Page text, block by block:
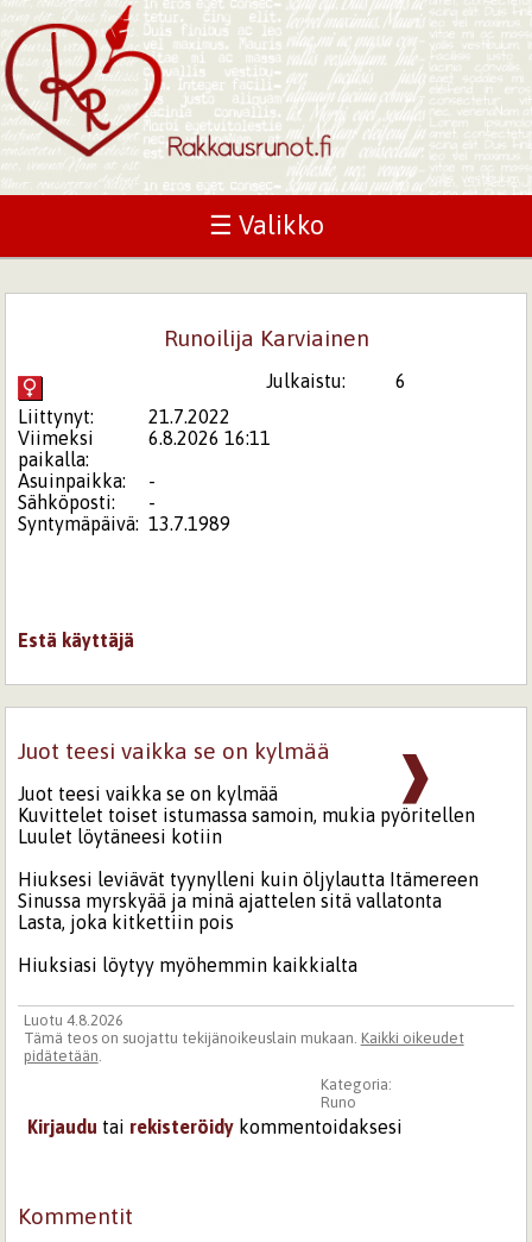
☰ Valikko
Runoilija Karviainen
Julkaistu:
6
Liittynyt:
21.7.2022
Viimeksi
paikalla:
6.8.2026 16:11
Asuinpaikka:
-
Sähköposti:
-
Syntymäpäivä: 13.7.1989
Estä käyttäjä
❱
Juot teesi vaikka se on kylmää
Juot teesi vaikka se on kylmää
Kuvittelet toiset istumassa samoin, mukia pyöritellen
Luulet löytäneesi kotiin
Hiuksesi leviävät tyynylleni kuin öljylautta Itämereen
Sinussa myrskyää ja minä ajattelen sitä vallatonta
Lasta, joka kitkettiin pois
Hiuksiasi löytyy myöhemmin kaikkialta
Luotu 4.8.2026
Tämä teos on suojattu tekijänoikeuslain mukaan. Kaikki oikeudet
pidätetään.
Kategoria:
Runo
Kirjaudu tai rekisteröidy kommentoidaksesi
Kommentit